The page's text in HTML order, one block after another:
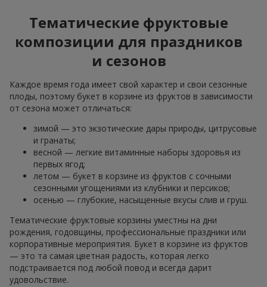
Тематические фруктовые
композиции для праздников
и сезонов
Каждое время года имеет свой характер и свои сезонные
плоды, поэтому букет в корзине из фруктов в зависимости
от сезона может отличаться:
зимой — это экзотические дары природы, цитрусовые
и гранаты;
весной — легкие витаминные наборы здоровья из
первых ягод;
летом — букет в корзине из фруктов с сочными
сезонными угощениями из клубники и персиков;
осенью — глубокие, насыщенные вкусы слив и груш.
Тематические фруктовые корзины уместны на дни
рождения, годовщины, профессиональные праздники или
корпоративные мероприятия. Букет в корзине из фруктов
— это та самая цветная радость, которая легко
подстраивается под любой повод и всегда дарит
удовольствие.